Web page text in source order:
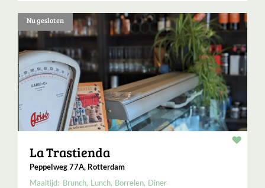
Nu gesloten
La Trastienda
Peppelweg 77A, Rotterdam
Maaltijd: Brunch Lunch Borrelen Diner